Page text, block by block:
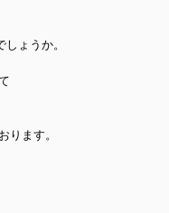
ょうか。
ります。